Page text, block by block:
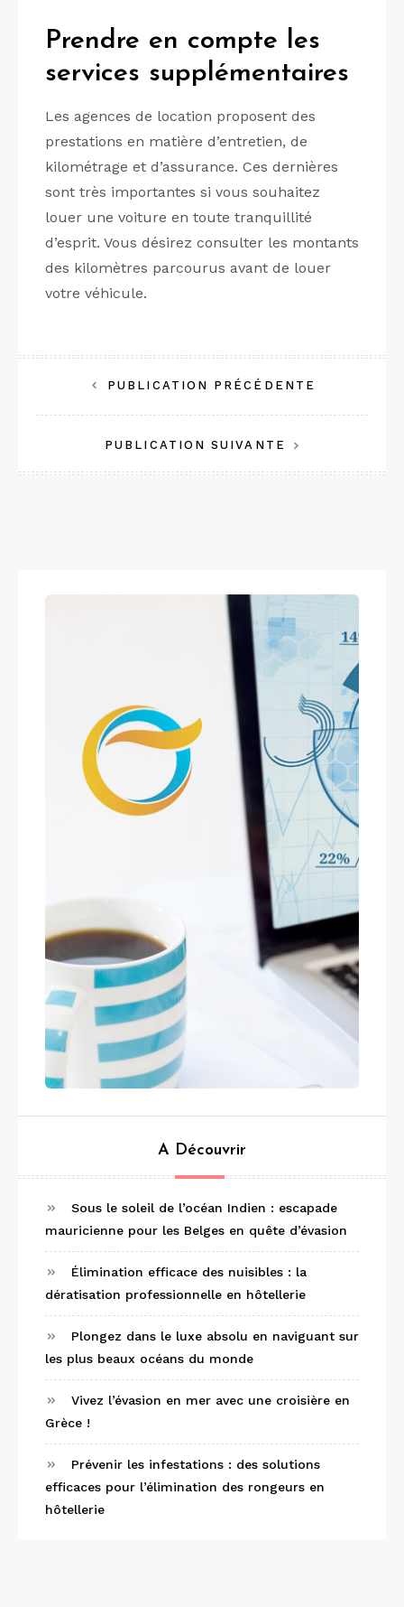
Prendre en compte les
services supplémentaires
Les agences de location proposent des
prestations en matière d’entretien, de
kilométrage et d’assurance. Ces dernières
sont très importantes si vous souhaitez
louer une voiture en toute tranquillité
d’esprit. Vous désirez consulter les montants
des kilomètres parcourus avant de louer
votre véhicule.
Navigation
de
l’article
PUBLICATION PRÉCÉDENTE
PUBLICATION SUIVANTE
A Découvrir
Sous le soleil de l’océan Indien : escapade
mauricienne pour les Belges en quête d’évasion
Élimination efficace des nuisibles : la
dératisation professionnelle en hôtellerie
Plongez dans le luxe absolu en naviguant sur
les plus beaux océans du monde
Vivez l’évasion en mer avec une croisière en
Grèce !
Prévenir les infestations : des solutions
efficaces pour l’élimination des rongeurs en
hôtellerie